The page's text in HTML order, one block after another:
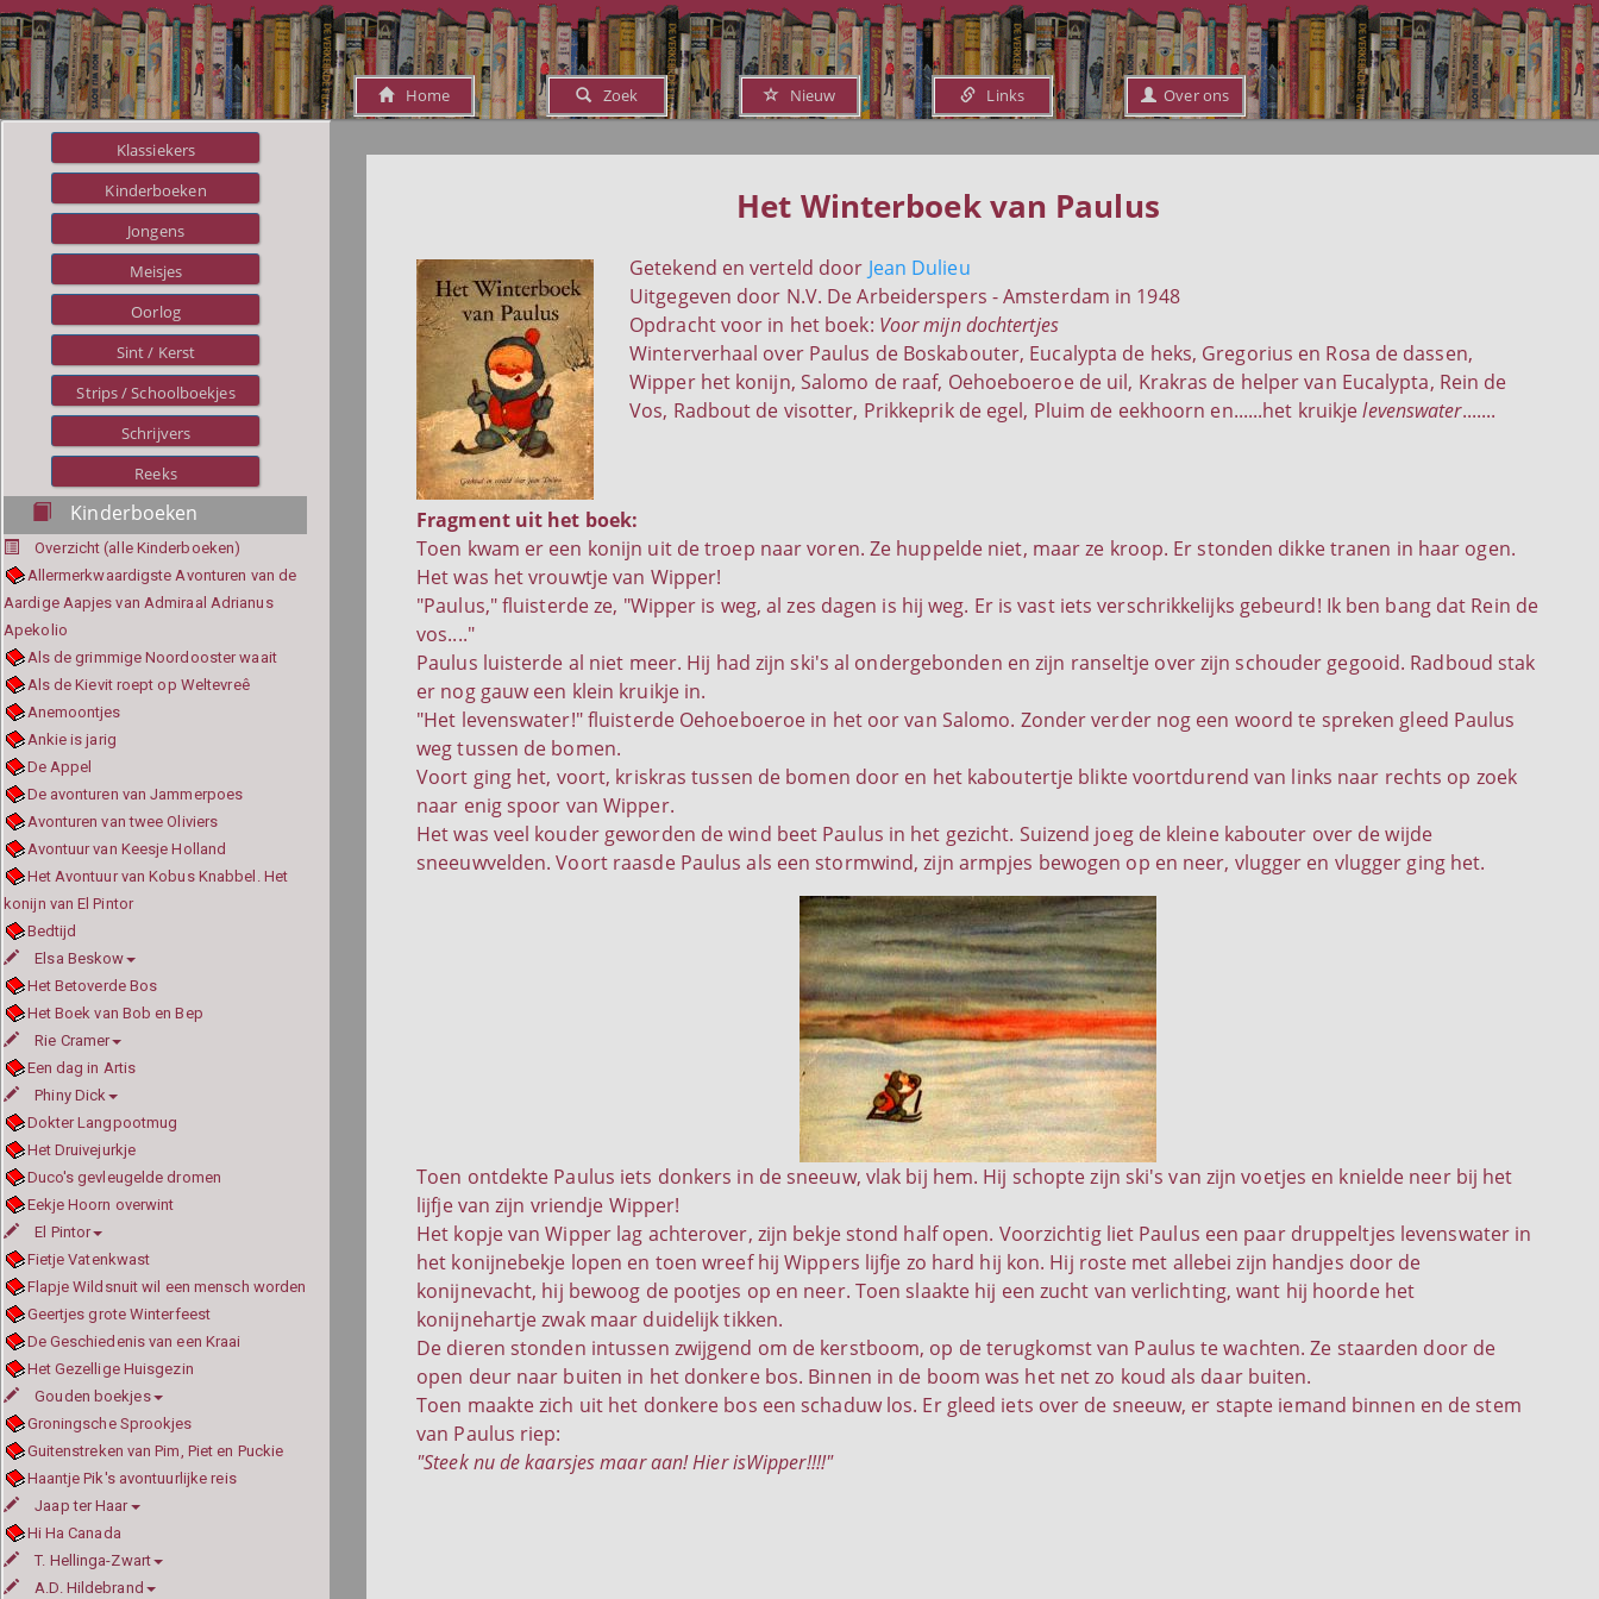
Home Zoek Nieuw Links Over ons
Klassiekers
Kinderboeken
Jongens
Meisjes
Oorlog
Sint / Kerst
Strips / Schoolboekjes
Schrijvers
Reeks
Kinderboeken
Overzicht (alle Kinderboeken)
Allermerkwaardigste Avonturen van de
Aardige Aapjes van Admiraal Adrianus
Apekolio
Als de grimmige Noordooster waait
Als de Kievit roept op Weltevreê
Anemoontjes
Ankie is jarig
De Appel
De avonturen van Jammerpoes
Avonturen van twee Oliviers
Avontuur van Keesje Holland
Het Avontuur van Kobus Knabbel. Het
konijn van El Pintor
Bedtijd
Elsa Beskow
Het Betoverde Bos
Het Boek van Bob en Bep
Rie Cramer
Een dag in Artis
Phiny Dick
Dokter Langpootmug
Het Druivejurkje
Duco's gevleugelde dromen
Eekje Hoorn overwint
El Pintor
Fietje Vatenkwast
Flapje Wildsnuit wil een mensch worden
Geertjes grote Winterfeest
De Geschiedenis van een Kraai
Het Gezellige Huisgezin
Gouden boekjes
Groningsche Sprookjes
Guitenstreken van Pim, Piet en Puckie
Haantje Pik's avontuurlijke reis
Jaap ter Haar
Hi Ha Canada
T. Hellinga-Zwart
A.D. Hildebrand
Het Winterboek van Paulus
Getekend en verteld door Jean Dulieu
Uitgegeven door N.V. De Arbeiderspers - Amsterdam in 1948
Opdracht voor in het boek: Voor mijn dochtertjes
Winterverhaal over Paulus de Boskabouter, Eucalypta de heks, Gregorius en Rosa de dassen,
Wipper het konijn, Salomo de raaf, Oehoeboeroe de uil, Krakras de helper van Eucalypta, Rein de
Vos, Radbout de visotter, Prikkeprik de egel, Pluim de eekhoorn en......het kruikjelevenswater.......
Fragment uit het boek:
Toen kwam er een konijn uit de troep naar voren. Ze huppelde niet, maar ze kroop. Er stonden dikke tranen in haar ogen.
Het was het vrouwtje van Wipper!
"Paulus," fluisterde ze, "Wipper is weg, al zes dagen is hij weg. Er is vast iets verschrikkelijks gebeurd! Ik ben bang dat Rein de
vos...."
Paulus luisterde al niet meer. Hij had zijn ski's al ondergebonden en zijn ranseltje over zijn schouder gegooid. Radboud stak
er nog gauw een klein kruikje in.
"Het levenswater!" fluisterde Oehoeboeroe in het oor van Salomo. Zonder verder nog een woord te spreken gleed Paulus
weg tussen de bomen.
Voort ging het, voort, kriskras tussen de bomen door en het kaboutertje blikte voortdurend van links naar rechts op zoek
naar enig spoor van Wipper.
Het was veel kouder geworden de wind beet Paulus in het gezicht. Suizend joeg de kleine kabouter over de wijde
sneeuwvelden. Voort raasde Paulus als een stormwind, zijn armpjes bewogen op en neer, vlugger en vlugger ging het.
Toen ontdekte Paulus iets donkers in de sneeuw, vlak bij hem. Hij schopte zijn ski's van zijn voetjes en knielde neer bij het
lijfje van zijn vriendje Wipper!
Het kopje van Wipper lag achterover, zijn bekje stond half open. Voorzichtig liet Paulus een paar druppeltjes levenswater in
het konijnebekje lopen en toen wreef hij Wippers lijfje zo hard hij kon. Hij roste met allebei zijn handjes door de
konijnevacht, hij bewoog de pootjes op en neer. Toen slaakte hij een zucht van verlichting, want hij hoorde het
konijnehartje zwak maar duidelijk tikken.
De dieren stonden intussen zwijgend om de kerstboom, op de terugkomst van Paulus te wachten. Ze staarden door de
open deur naar buiten in het donkere bos. Binnen in de boom was het net zo koud als daar buiten.
Toen maakte zich uit het donkere bos een schaduw los. Er gleed iets over de sneeuw, er stapte iemand binnen en de stem
van Paulus riep:
"Steek nu de kaarsjes maar aan! Hier isWipper!!!!"